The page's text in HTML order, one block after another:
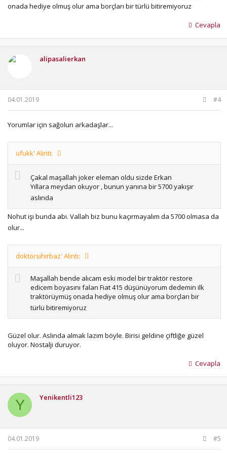
onada hediye olmuş olur ama borçları bir türlü bitiremiyoruz
Cevapla
alipasalierkan
04.01.2019 #4
Yorumlar için sağolun arkadaşlar...
ufukk' Alıntı:
Çakal maşallah joker eleman oldu sizde Erkan
Yıllara meydan okuyor , bunun yanına bir 5700 yakışır
aslında
Nohut işi bunda abi. Vallah biz bunu kaçırmayalım da 5700 olmasa da
olur...
doktorsihirbaz' Alıntı:
Maşallah bende alıcam eski model bir traktör restore
edicem boyasını falan Fiat 415 düşünüyorum dedemin ilk
traktörüymüş onada hediye olmuş olur ama borçları bir
türlü bitiremiyoruz
Güzel olur. Aslında almak lazım böyle. Birisi geldine çiftliğe güzel
oluyor. Nostalji duruyor.
Cevapla
Y Yenikentli123
04.01.2019 #5